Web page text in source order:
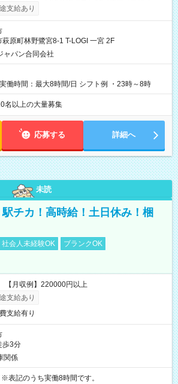
■正社員登用制度あり ※月末締/翌
※時間外手当、別途支給 ※深夜割増賃金 (22:00～
して働けます！ 【試用期間】試用期間
の長さ：1週間 雇用形態、給与は本採用時と同じ
支給あり
原町林野鷺宮8-1 T-LOGI 一宮 2F
ャパン合同会社
働時間：最大8時間/日 シフト例 ・23時～8時
名以上の大量募集
応募する 詳細へ
未読
チカ！高時給！土日休み！梱
社会人未経験OK
ブランクOK
月収例】220000円以上
支給あり
支給有り
歩3分
関係
8:00～17:00 ※表記のうち実働8時間です。